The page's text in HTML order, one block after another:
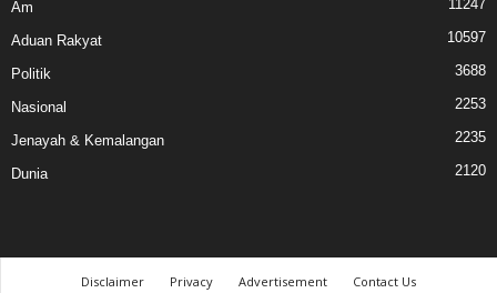
Am 11247
Aduan Rakyat 10597
Politik 3688
Nasional 2253
Jenayah & Kemalangan 2235
Dunia 2120
Disclaimer Privacy Advertisement Contact Us